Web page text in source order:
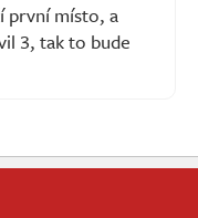
první místo, a
3, tak to bude